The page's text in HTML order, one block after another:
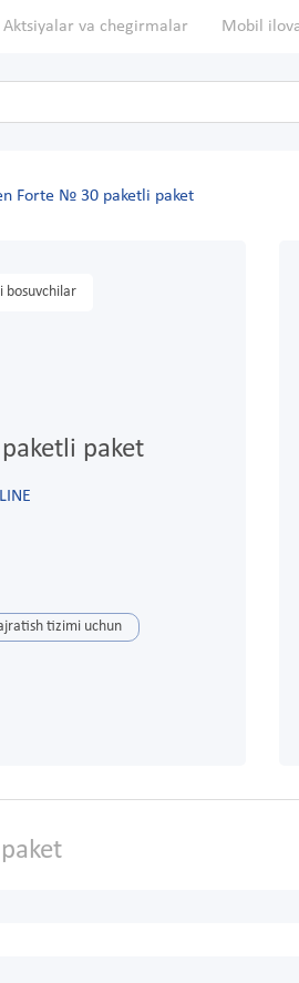
Aktsiyalar va chegirmalar Mobil
Forte № 30 paketli paket
bosuvchilar
paket
tizimi uchun